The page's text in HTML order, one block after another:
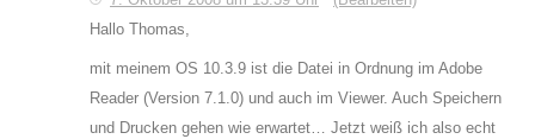
Hallo Thomas,
mit meinem OS 10.3.9 ist die Datei in Ordnung im Adobe
Reader (Version 7.1.0) und auch im Viewer. Auch Speichern
und Drucken gehen wie erwartet… Jetzt weiß ich also echt